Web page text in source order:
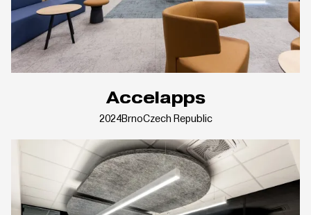
Accelapps
2024BrnoCzech Republic